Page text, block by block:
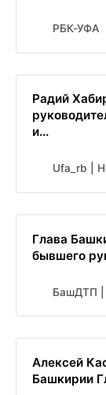
РБК-УФА
Радий
и...
Ufa_rb |
Глава
бывшего
БашДТП |
Алексей
Башкирии